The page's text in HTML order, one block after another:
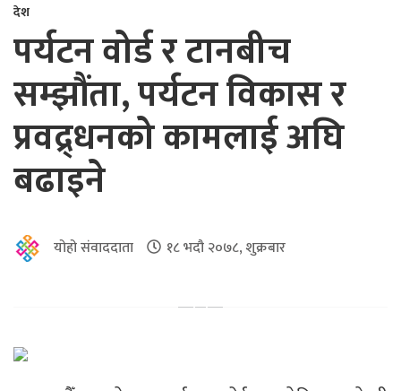
देश
पर्यटन वोर्ड र टानबीच
सम्झौंता, पर्यटन विकास र
प्रवद्र्धनको कामलाई अघि
बढाइने
योहो संवाददाता १८ भदौ २०७८, शुक्रबार